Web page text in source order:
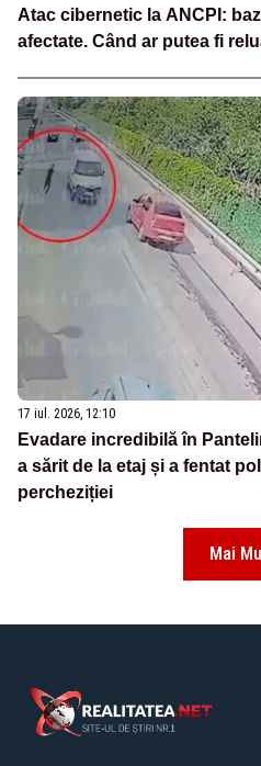
Atac cibernetic la ANCPI:
afectate. Când ar putea fi
17 iul. 2026, 12:10
Evadare incredibilă în
a sărit de la etaj și a fentat
percheziției
Mai